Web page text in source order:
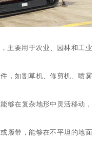
主要用于农业、园林和工业
，如割草机、修剪机、喷雾
够在复杂地形中灵活移动，
履带，能够在不平坦的地面